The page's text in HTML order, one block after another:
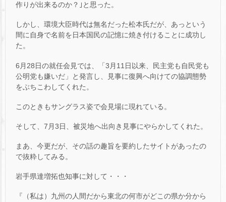
作りが出来るのか？｣と思った。
しかし、環境大臣時代は無名だった松本氏だが、あっという
間に自身で名前を日本国民の記憶に焼き付けることに成功し
た。
6月28日の就任会見では、「3月11日以来、民主党も自民党も
公明党も嫌いだ」と発言し、見事に復興へ向けての協調態勢
をぶちこわしてくれた。
このときもサングラス姿で会見場に現れている。
そして、7月3日、被災地へ出向き見事にやらかしてくれた。
まあ、今更だが、その話の趣旨を要約したサイトがあったの
で抜粋してみる。
岩手県達増拓也知事に対して・・・
『（私は）九州の人間だから東北の何市がどこの県か分から